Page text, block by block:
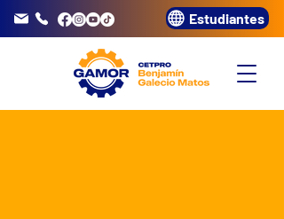
3320072 Estudiantes